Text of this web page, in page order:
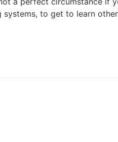
to get to learn